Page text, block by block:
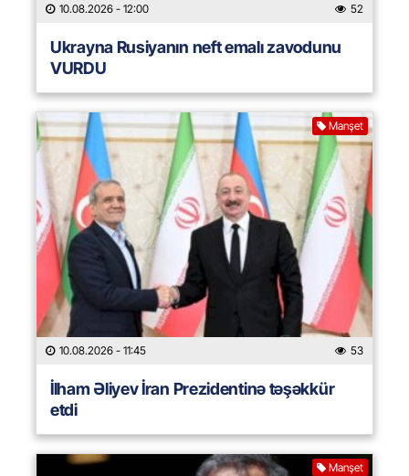
10.08.2026 - 12:00 52
Ukrayna Rusiyanın neft emalı zavodunu
VURDU
Manşet
10.08.2026 - 11:45 53
İlham Əliyev İran Prezidentinə təşəkkür
etdi
Manşet